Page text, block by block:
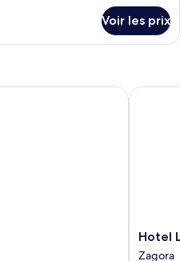
Voir les prix
Hotel
Le
Hotel
Zagora
Hotel